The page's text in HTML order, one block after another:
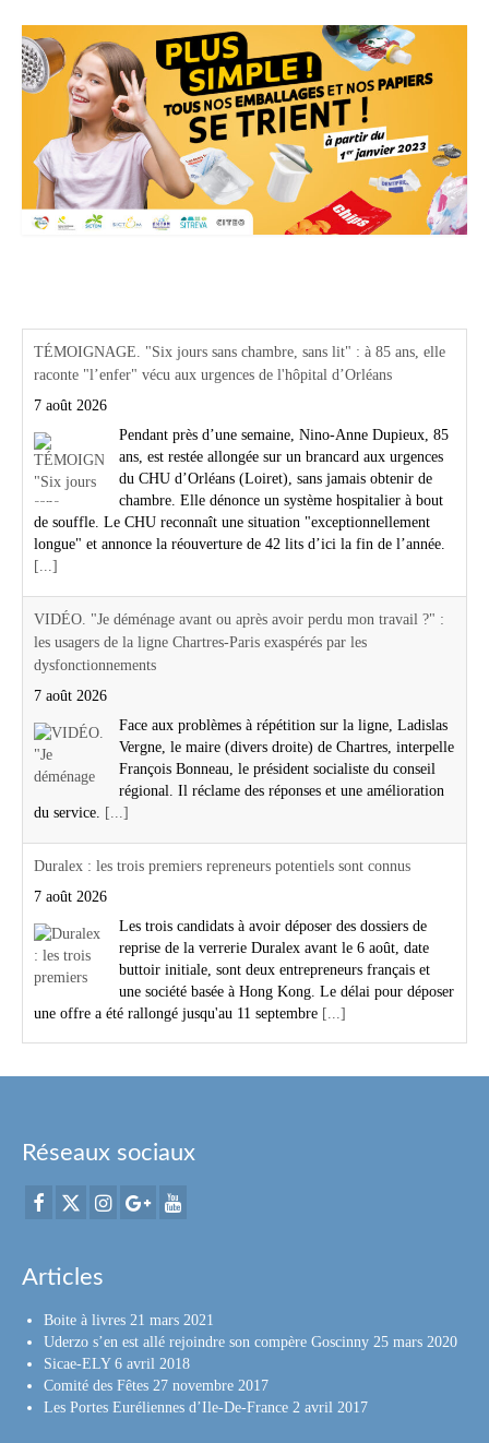
TÉMOIGNAGE. "Six jours sans chambre, sans lit" : à 85 ans, elle
raconte "l’enfer" vécu aux urgences de l'hôpital d’Orléans
7 août 2026
Pendant près d’une semaine, Nino-Anne Dupieux, 85
ans, est restée allongée sur un brancard aux urgences
du CHU d’Orléans (Loiret), sans jamais obtenir de
chambre. Elle dénonce un système hospitalier à bout
de souffle. Le CHU reconnaît une situation "exceptionnellement
longue" et annonce la réouverture de 42 lits d’ici la fin de l’année.
[...]
VIDÉO. "Je déménage avant ou après avoir perdu mon travail ?" :
les usagers de la ligne Chartres-Paris exaspérés par les
dysfonctionnements
7 août 2026
Face aux problèmes à répétition sur la ligne, Ladislas
Vergne, le maire (divers droite) de Chartres, interpelle
François Bonneau, le président socialiste du conseil
régional. Il réclame des réponses et une amélioration
du service. [...]
Duralex : les trois premiers repreneurs potentiels sont connus
7 août 2026
Les trois candidats à avoir déposer des dossiers de
reprise de la verrerie Duralex avant le 6 août, date
buttoir initiale, sont deux entrepreneurs français et
une société basée à Hong Kong. Le délai pour déposer
une offre a été rallongé jusqu'au 11 septembre [...]
Réseaux sociaux
Articles
Boite à livres 21 mars 2021
Uderzo s’en est allé rejoindre son compère Goscinny 25 mars 2020
Sicae-ELY 6 avril 2018
Comité des Fêtes 27 novembre 2017
Les Portes Euréliennes d’Ile-De-France 2 avril 2017